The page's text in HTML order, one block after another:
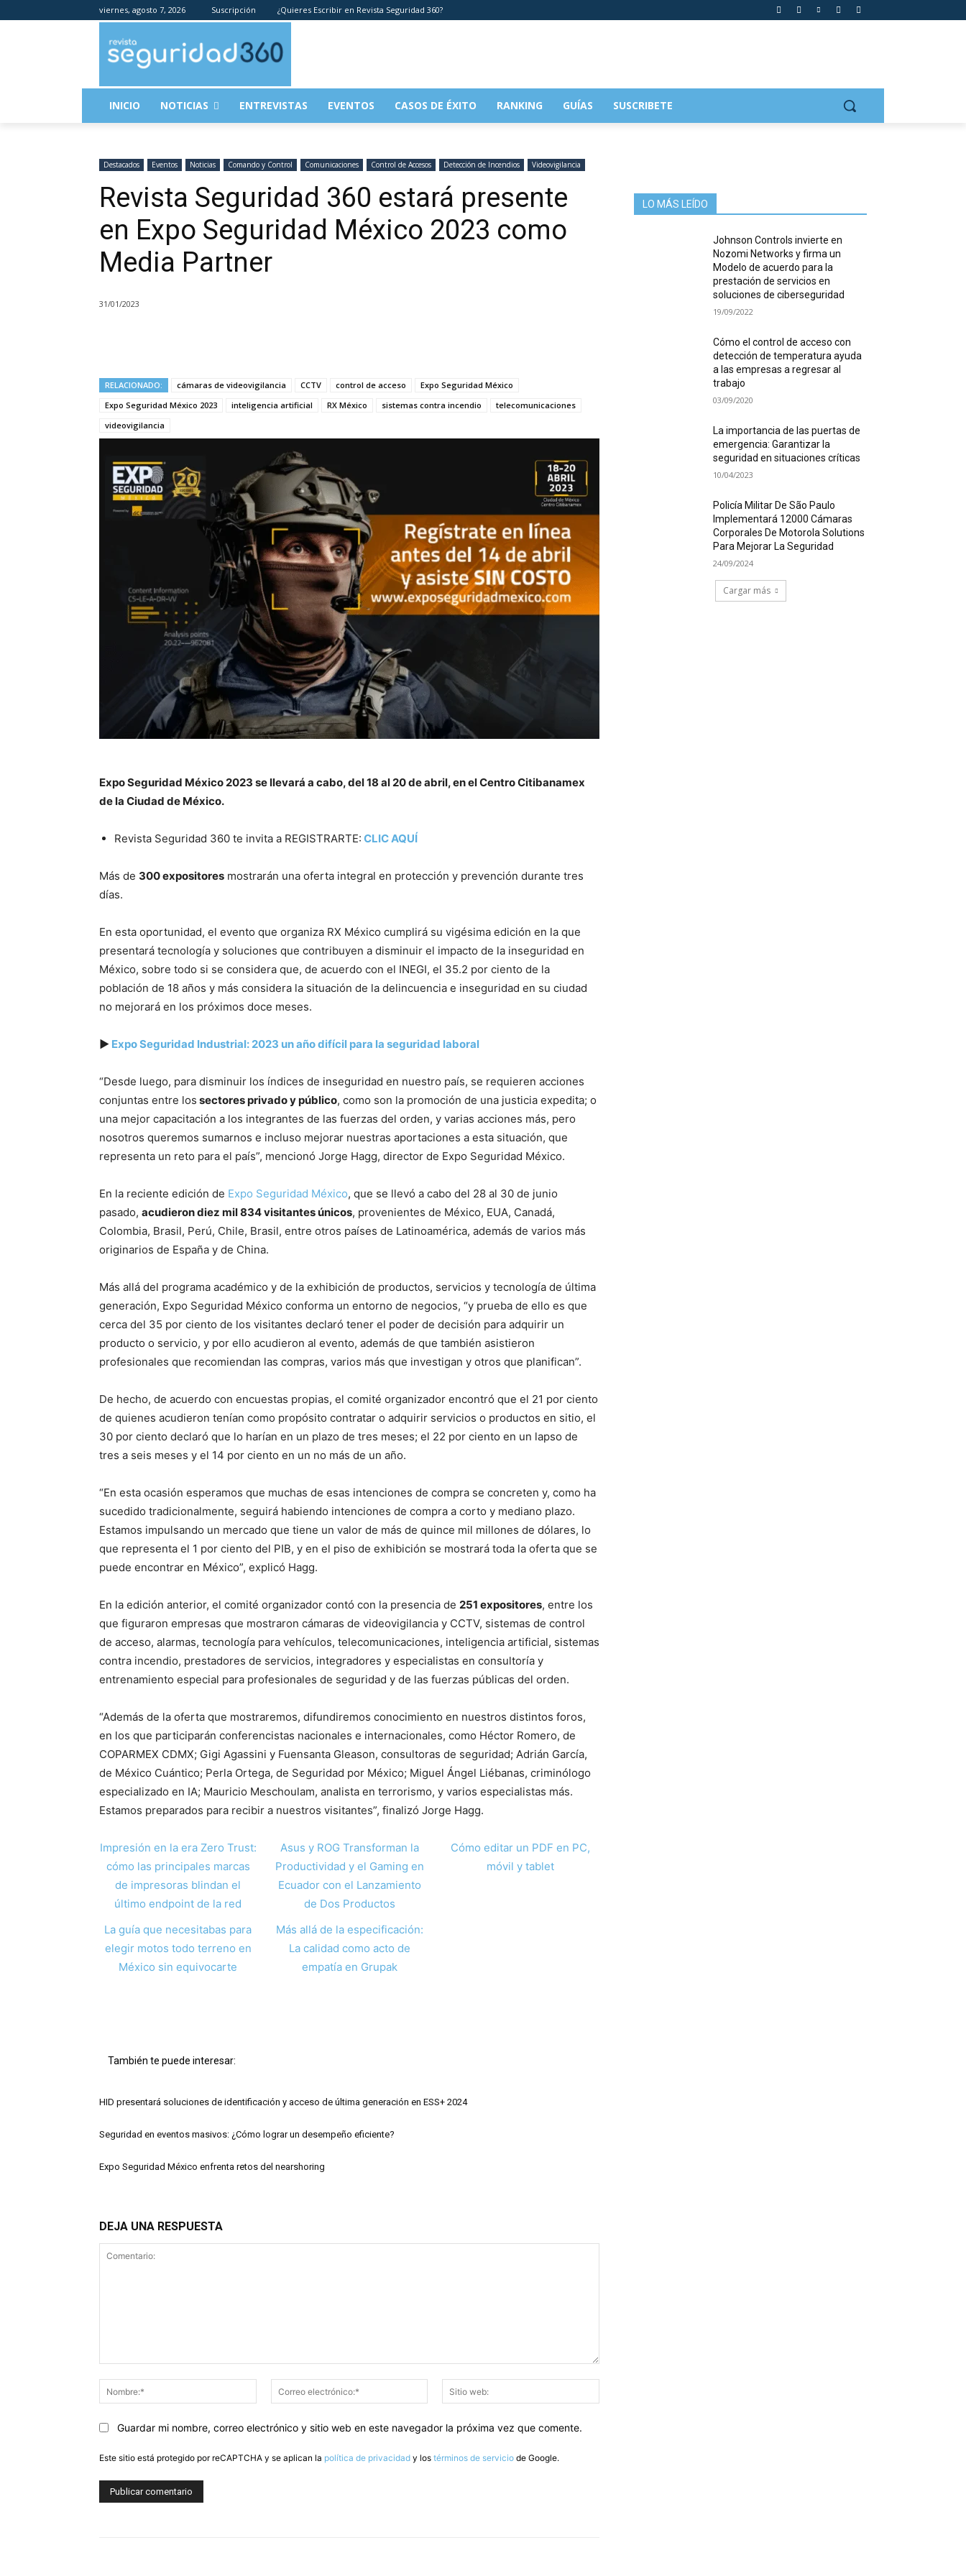
viernes, agosto 7, 2026 Suscripción ¿Quieres Escribir en Revista Seguridad 360?
INICIO NOTICIAS ENTREVISTAS EVENTOS CASOS DE ÉXITO RANKING GUÍAS SUSCRIBETE
Destacados Eventos Noticias Comando y Control Comunicaciones Control de Accesos Detección de Incendios Videovigilancia
Revista Seguridad 360 estará presente
en Expo Seguridad México 2023 como
Media Partner
31/01/2023
RELACIONADO: cámaras de videovigilancia CCTV control de acceso
Expo Seguridad México
Expo Seguridad México 2023
inteligencia artificial RX México sistemas contra incendio
telecomunicaciones
videovigilancia
Expo Seguridad México 2023 se llevará a cabo, del 18 al 20 de abril, en el Centro Citibanamex
de la Ciudad de México.
Revista Seguridad 360 te invita a REGISTRARTE: CLIC AQUÍ
Más de 300 expositores mostrarán una oferta integral en protección y prevención durante tres
días.
En esta oportunidad, el evento que organiza RX México cumplirá su vigésima edición en la que
presentará tecnología y soluciones que contribuyen a disminuir el impacto de la inseguridad en
México, sobre todo si se considera que, de acuerdo con el INEGI, el 35.2 por ciento de la
población de 18 años y más considera la situación de la delincuencia e inseguridad en su ciudad
no mejorará en los próximos doce meses.
▶ Expo Seguridad Industrial: 2023 un año difícil para la seguridad laboral
“Desde luego, para disminuir los índices de inseguridad en nuestro país, se requieren acciones
conjuntas entre los sectores privado y público, como son la promoción de una justicia expedita; o
una mejor capacitación a los integrantes de las fuerzas del orden, y varias acciones más, pero
nosotros queremos sumarnos e incluso mejorar nuestras aportaciones a esta situación, que
representa un reto para el país”, mencionó Jorge Hagg, director de Expo Seguridad México.
En la reciente edición de Expo Seguridad México, que se llevó a cabo del 28 al 30 de junio
pasado, acudieron diez mil 834 visitantes únicos, provenientes de México, EUA, Canadá,
Colombia, Brasil, Perú, Chile, Brasil, entre otros países de Latinoamérica, además de varios más
originarios de España y de China.
Más allá del programa académico y de la exhibición de productos, servicios y tecnología de última
generación, Expo Seguridad México conforma un entorno de negocios, “y prueba de ello es que
cerca del 35 por ciento de los visitantes declaró tener el poder de decisión para adquirir un
producto o servicio, y por ello acudieron al evento, además de que también asistieron
profesionales que recomiendan las compras, varios más que investigan y otros que planifican”.
De hecho, de acuerdo con encuestas propias, el comité organizador encontró que el 21 por ciento
de quienes acudieron tenían como propósito contratar o adquirir servicios o productos en sitio, el
30 por ciento declaró que lo harían en un plazo de tres meses; el 22 por ciento en un lapso de
tres a seis meses y el 14 por ciento en un no más de un año.
“En esta ocasión esperamos que muchas de esas intenciones de compra se concreten y, como ha
sucedido tradicionalmente, seguirá habiendo intenciones de compra a corto y mediano plazo.
Estamos impulsando un mercado que tiene un valor de más de quince mil millones de dólares, lo
que representa el 1 por ciento del PIB, y en el piso de exhibición se mostrará toda la oferta que se
puede encontrar en México”, explicó Hagg.
En la edición anterior, el comité organizador contó con la presencia de 251 expositores, entre los
que figuraron empresas que mostraron cámaras de videovigilancia y CCTV, sistemas de control
de acceso, alarmas, tecnología para vehículos, telecomunicaciones, inteligencia artificial, sistemas
contra incendio, prestadores de servicios, integradores y especialistas en consultoría y
entrenamiento especial para profesionales de seguridad y de las fuerzas públicas del orden.
“Además de la oferta que mostraremos, difundiremos conocimiento en nuestros distintos foros,
en los que participarán conferencistas nacionales e internacionales, como Héctor Romero, de
COPARMEX CDMX; Gigi Agassini y Fuensanta Gleason, consultoras de seguridad; Adrián García,
de México Cuántico; Perla Ortega, de Seguridad por México; Miguel Ángel Liébanas, criminólogo
especializado en IA; Mauricio Meschoulam, analista en terrorismo, y varios especialistas más.
Estamos preparados para recibir a nuestros visitantes”, finalizó Jorge Hagg.
Impresión en la era Zero Trust:
cómo las principales marcas
de impresoras blindan el
último endpoint de la red
Asus y ROG Transforman la
Productividad y el Gaming en
Ecuador con el Lanzamiento
de Dos Productos
Cómo editar un PDF en PC,
móvil y tablet
La guía que necesitabas para
elegir motos todo terreno en
México sin equivocarte
Más allá de la especificación:
La calidad como acto de
empatía en Grupak
También te puede interesar:
HID presentará soluciones de identificación y acceso de última generación en ESS+ 2024
Seguridad en eventos masivos: ¿Cómo lograr un desempeño eficiente?
Expo Seguridad México enfrenta retos del nearshoring
DEJA UNA RESPUESTA
Nombre:*
Correo
electrónico:*
web:
Guardar mi nombre, correo electrónico y sitio web en este navegador la próxima vez que comente.
Este sitio está protegido por reCAPTCHA y se aplican la política de privacidad y los términos de servicio de Google.
LO MÁS LEÍDO
Johnson Controls invierte en
Nozomi Networks y firma un
Modelo de acuerdo para la
prestación de servicios en
soluciones de ciberseguridad
19/09/2022
Cómo el control de acceso con
detección de temperatura ayuda
a las empresas a regresar al
trabajo
03/09/2020
La importancia de las puertas de
emergencia: Garantizar la
seguridad en situaciones críticas
10/04/2023
Policía Militar De São Paulo
Implementará 12000 Cámaras
Corporales De Motorola Solutions
Para Mejorar La Seguridad
24/09/2024
Cargar más